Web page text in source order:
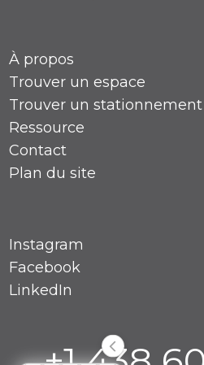
À propos
Trouver un espace
Trouver un stationnement
Ressource
Contact
Plan du site
Instagram
Facebook
LinkedIn